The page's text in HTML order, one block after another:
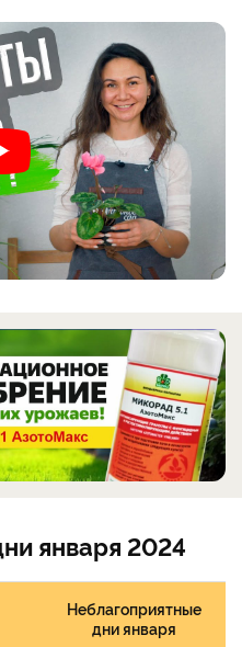
января 2024
Неблагоприятные
дни января